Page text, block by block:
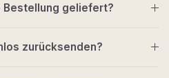
Bestellung geliefert?
zurücksenden?